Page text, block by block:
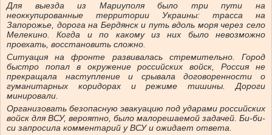
Для выезда из Мариуполя было три пути на
неоккупированные территории Украины: трасса на
Запорожье, дорога на Бердянск и путь вдоль моря через село
Мелекино. Когда и по какому из них было невозможно
проехать, восстановить сложно.
Ситуация на фронте развивалась стремительно. Город
быстро попал в окружение российских войск, Россия не
прекращала наступление и срывала договоренности о
гуманитарных коридорах и режиме тишины. Дороги
минировали.
Организовать безопасную эвакуацию под ударами российских
войск для ВСУ, вероятно, было малорешаемой задачей. Би-би-
си запросила комментарий у ВСУ и ожидает ответа.